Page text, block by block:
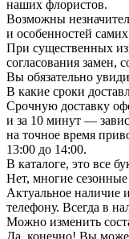
наших флористов.
Возможны
и особенностей
При существенных
согласования замен,
Вы обязательно
В какие сроки
Срочную доставку
и за 10 минут —
на точное время
13:00 до 14:00.
В каталоге, это все
Нет, многие
Актуальное наличие
телефону. Всегда в
Можно изменить
Да, конечно! Вы